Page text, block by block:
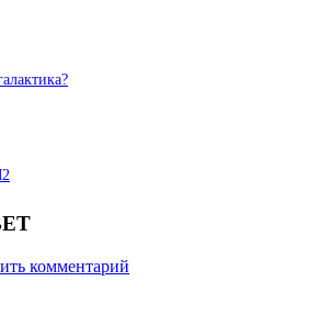
комментарий